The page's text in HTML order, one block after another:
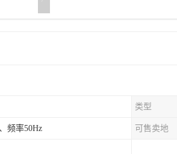
类型
频率50Hz 可售卖地